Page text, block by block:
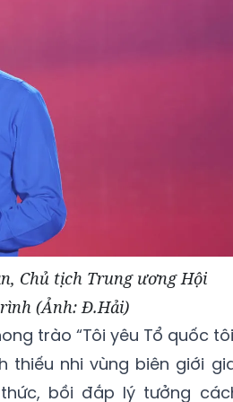
Chủ tịch Trung ương Hội
(Ảnh: Đ.Hải)
trào “Tôi yêu Tổ quốc
thiếu nhi vùng biên giới
bồi đắp lý tưởng